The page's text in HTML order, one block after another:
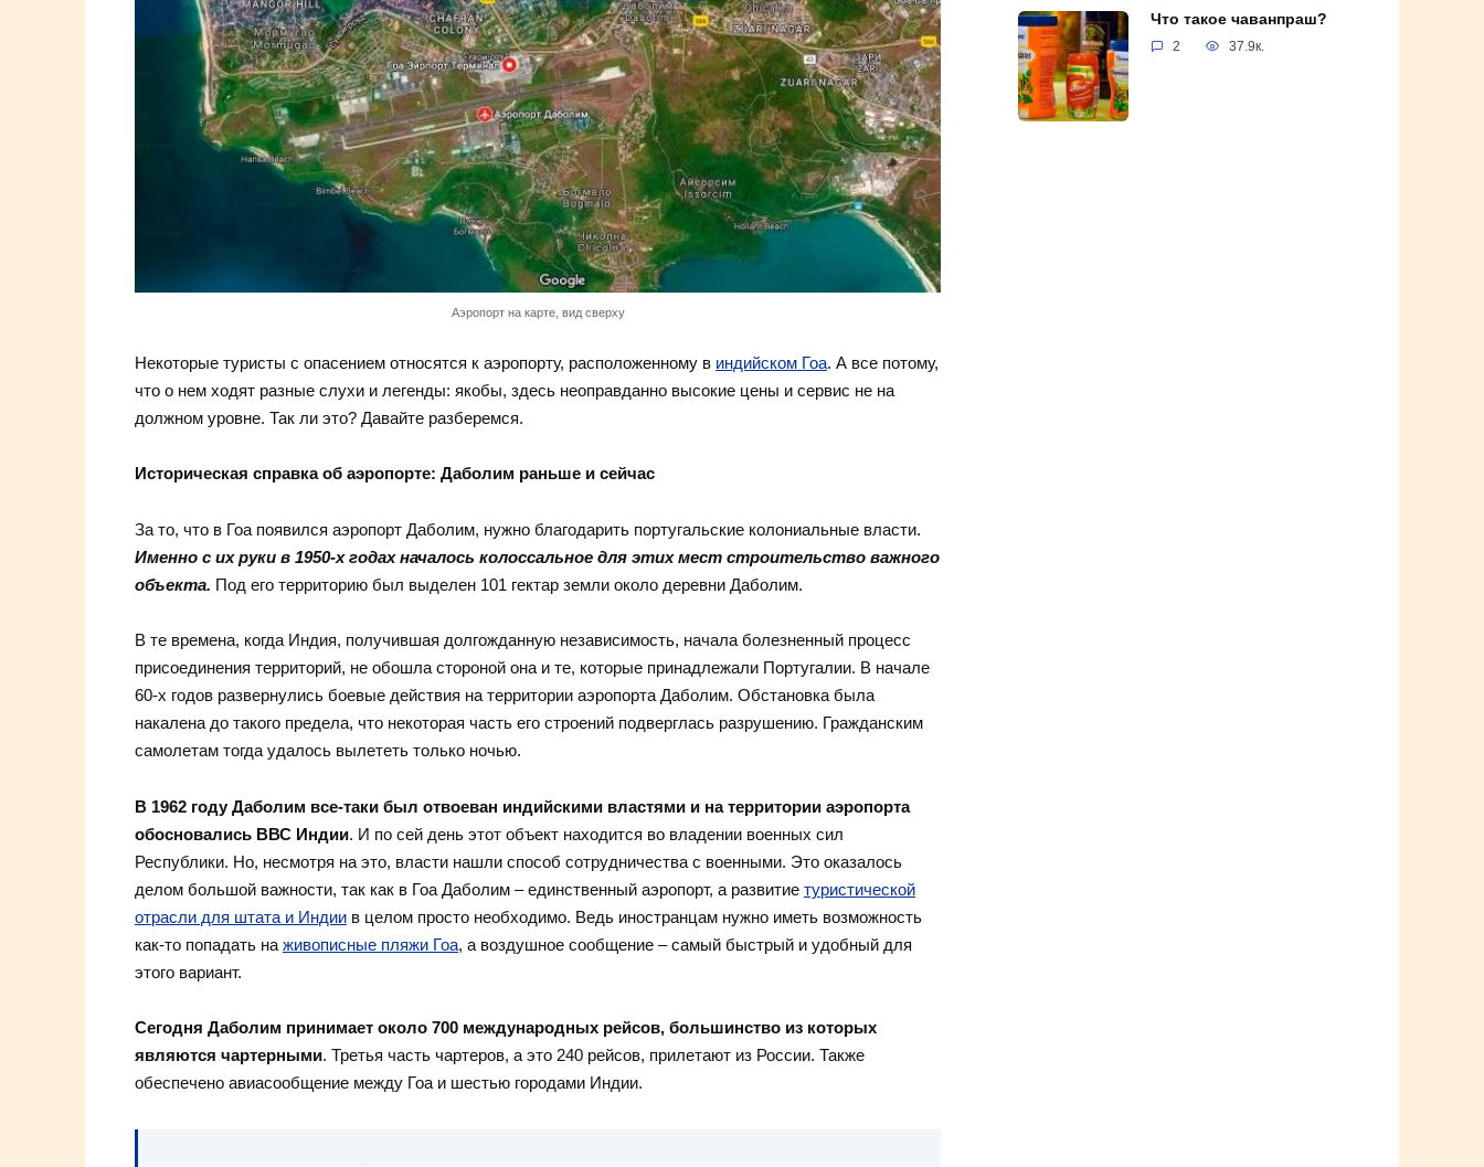
Аэропорт на карте, вид сверху
Некоторые туристы с опасением относятся к аэропорту, расположенному в индийском Гоа. А все потому,
что о нем ходят разные слухи и легенды: якобы, здесь неоправданно высокие цены и сервис не на
должном уровне. Так ли это? Давайте разберемся.
Историческая справка об аэропорте: Даболим раньше и сейчас
За то, что в Гоа появился аэропорт Даболим, нужно благодарить португальские колониальные власти.
Именно с их руки в 1950-х годах началось колоссальное для этих мест строительство важного
объекта. Под его территорию был выделен 101 гектар земли около деревни Даболим.
В те времена, когда Индия, получившая долгожданную независимость, начала болезненный процесс
присоединения территорий, не обошла стороной она и те, которые принадлежали Португалии. В начале
60-х годов развернулись боевые действия на территории аэропорта Даболим. Обстановка была
накалена до такого предела, что некоторая часть его строений подверглась разрушению. Гражданским
самолетам тогда удалось вылететь только ночью.
В 1962 году Даболим все-таки был отвоеван индийскими властями и на территории аэропорта
обосновались ВВС Индии. И по сей день этот объект находится во владении военных сил
Республики. Но, несмотря на это, власти нашли способ сотрудничества с военными. Это оказалось
делом большой важности, так как в Гоа Даболим – единственный аэропорт, а развитие туристической
отрасли для штата и Индии в целом просто необходимо. Ведь иностранцам нужно иметь возможность
как-то попадать на живописные пляжи Гоа, а воздушное сообщение – самый быстрый и удобный для
этого вариант.
Сегодня Даболим принимает около 700 международных рейсов, большинство из которых
являются чартерными. Третья часть чартеров, а это 240 рейсов, прилетают из России. Также
обеспечено авиасообщение между Гоа и шестью городами Индии.
Что такое чаванпраш?
2 37.9к.